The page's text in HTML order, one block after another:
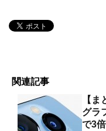
関連記事
【
グラ
で3